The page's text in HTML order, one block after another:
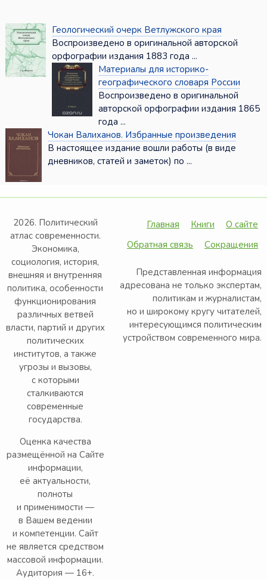
Геологический очерк Ветлужского края
Воспроизведено в оригинальной авторской
орфографии издания 1883 года ...
Материалы для историко-
географического словаря России
Воспроизведено в оригинальной
авторской орфографии издания 1865
года ...
Чокан Валиханов. Избранные произведения
В настоящее издание вошли работы (в виде
дневников, статей и заметок) по ...
2026. Политический
атлас современности.
Экономика,
социология, история,
внешняя и внутренняя
политика, особенности
функционирования
различных ветвей
власти, партий и других
политических
институтов, а также
угрозы и вызовы,
с которыми
сталкиваются
современные
государства.
Оценка качества
размещённой на Сайте
информации,
её актуальности,
полноты
и применимости —
в Вашем ведении
и компетенции. Сайт
не является средством
массовой информации.
Аудитория — 16+.
Главная Книги
О сайте
Обратная связь
Сокращения
Представленная информация
адресована не только экспертам,
политикам и журналистам,
но и широкому кругу читателей,
интересующимся политическим
устройством современного мира.